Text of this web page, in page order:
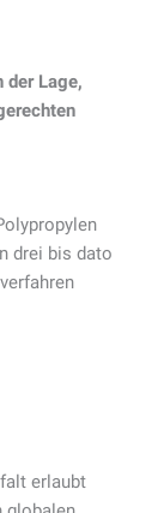
Lage,
drei bis dato
erlaubt